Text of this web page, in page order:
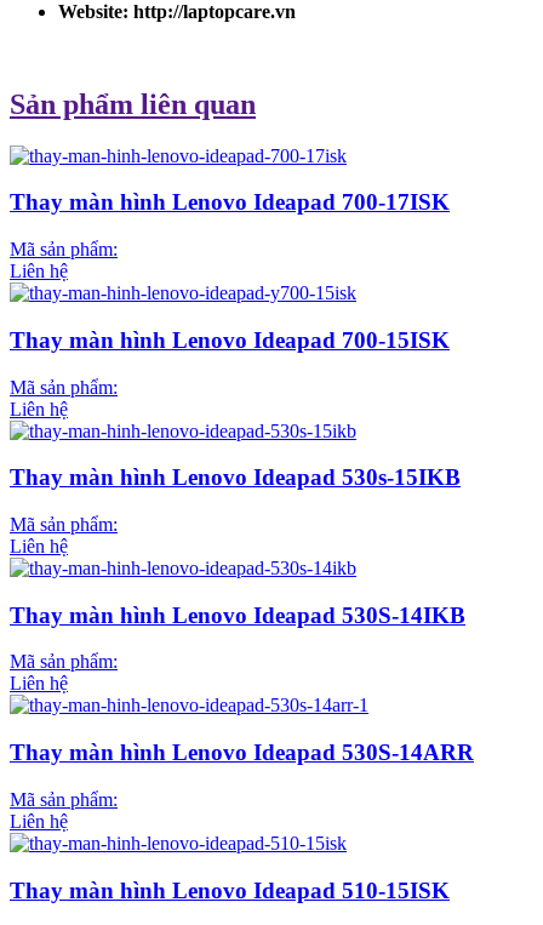
Website: http://laptopcare.vn
Sản phẩm liên quan
Thay màn hình Lenovo Ideapad 700-17ISK
Mã sản phẩm:
Liên hệ
Thay màn hình Lenovo Ideapad 700-15ISK
Mã sản phẩm:
Liên hệ
Thay màn hình Lenovo Ideapad 530s-15IKB
Mã sản phẩm:
Liên hệ
Thay màn hình Lenovo Ideapad 530S-14IKB
Mã sản phẩm:
Liên hệ
Thay màn hình Lenovo Ideapad 530S-14ARR
Mã sản phẩm:
Liên hệ
Thay màn hình Lenovo Ideapad 510-15ISK